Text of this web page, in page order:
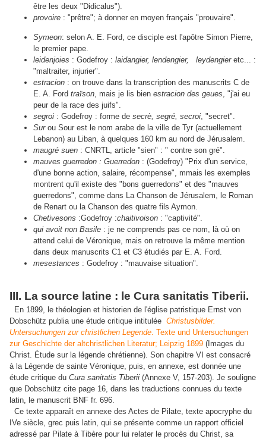
être les deux "Didicalus").
provoire : "prêtre"; à donner en moyen français "prouvaire".
Symeon: selon A. E. Ford, ce disciple est l'apôtre Simon Pierre,
le premier pape.
leidenjoies : Godefroy : laidangier, lendengier, leydengier etc... :
"maltraiter, injurier".
estracion : on trouve dans la transcription des manuscrits C de
E. A. Ford traïson, mais je lis bien estracion des geues, "j'ai eu
peur de la race des juifs".
segroi : Godefroy : forme de secrè, segré, secroi, "secret".
Surou Sour est le nom arabe de la ville de Tyr (actuellement
Lebanon) au Liban, à quelques 160 km au nord de Jérusalem.
maugré suen : CNRTL, article "sien" : " contre son gré".
mauves guerredon : Guerredon : (Godefroy) "Prix d'un service,
d'une bonne action, salaire, récompense", mmais les exemples
montrent qu'il existe des "bons guerredons" et des "mauves
guerredons", comme dans La Chanson de Jérusalem, le Roman
de Renart ou la Chanson des quatre fils Aymon.
Chetivesons :Godefroy :chaitivoison : "captivité".
qui avoit non Basile : je ne comprends pas ce nom, là où on
attend celui de Véronique, mais on retrouve la même mention
dans deux manuscrits C1 et C3 étudiés par E. A. Ford.
mesestances : Godefroy : "mauvaise situation".
III. La source latine : le Cura sanitatis Tiberii.
En 1899, le théologien et historien de l'église patristique Ernst von
Dobschütz publia une étude critique intitulée Christusbilder.
Untersuchungen zur christlichen Legende. Texte und Untersuchungen
zur Geschichte der altchristlichen Literatur; Leipzig 1899 (Images du
Christ. Étude sur la légende chrétienne). Son chapitre VI est consacré
à la Légende de sainte Véronique, puis, en annexe, est donnée une
étude critique du Cura sanitatis Tiberii (Annexe V, 157-203). Je souligne
que Dobschütz cite page 16, dans les traductions connues du texte
latin, le manuscrit BNF fr. 696.
Ce texte apparaît en annexe des Actes de Pilate, texte apocryphe du
IVe siècle, grec puis latin, qui se présente comme un rapport officiel
adressé par Pilate à Tibère pour lui relater le procès du Christ, sa